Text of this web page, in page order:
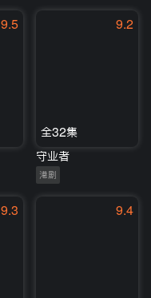
9.5 9.2
全32集
守业者
港剧
9.3 9.4